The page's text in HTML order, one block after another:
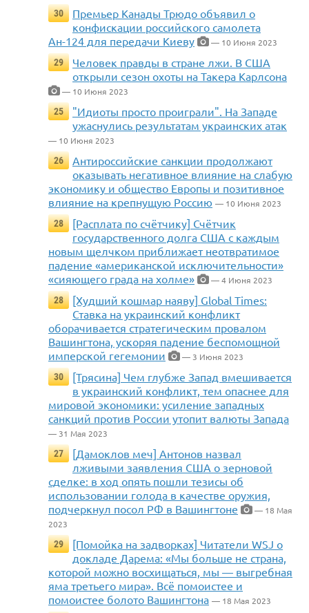
30
Премьер Канады Трюдо объявил о
конфискации российского самолета
Ан-124 для передачи Киеву
— 10 Июня 2023
29
Человек правды в стране лжи. В США
открыли сезон охоты на Такера Карлсона
— 10 Июня 2023
25
"Идиоты просто проиграли". На Западе
ужаснулись результатам украинских атак
— 10 Июня 2023
26
Антироссийские санкции продолжают
оказывать негативное влияние на слабую
экономику и общество Европы и позитивное
влияние на крепнущую Россию — 10 Июня 2023
28
[Расплата по счётчику] Счётчик
государственного долга США с каждым
новым щелчком приближает неотвратимое
падение «американской исключительности»
«сияющего града на холме»
— 4 Июня 2023
28
[Худший кошмар наяву] Global Times:
Ставка на украинский конфликт
оборачивается стратегическим провалом
Вашингтона, ускоряя падение беспомощной
имперской гегемонии
— 3 Июня 2023
30
[Трясина] Чем глубже Запад вмешивается
в украинский конфликт, тем опаснее для
мировой экономики: усиление западных
санкций против России утопит валюты Запада
— 31 Мая 2023
27
[Дамоклов меч] Антонов назвал
лживыми заявления США о зерновой
сделке: в ход опять пошли тезисы об
использовании голода в качестве оружия,
подчеркнул посол РФ в Вашингтоне
— 18 Мая
2023
29
[Помойка на задворках] Читатели WSJ о
докладе Дарема: «Мы больше не страна,
которой можно восхищаться, мы — выгребная
яма третьего мира». Всё помоистее и
помоистее болото Вашингтона — 18 Мая 2023